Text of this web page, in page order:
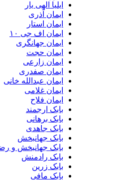
ایلیا الهی یار
ایمان آذری
ایمان استار
ایمان اف جی ۱۰
ایمان جهانگری
ایمان حجت
ایمان زارعی
ایمان صفدری
ایمان عبدالله خانی
ایمان غلامی
ایمان فلاح
بابک ارجمند
بابک برهانی
بابک جاهدی
بابک جهانبخش
بابک جهانبخش و رضا صادقی
بابک رادمنش
بابک زرین
بابک مافی